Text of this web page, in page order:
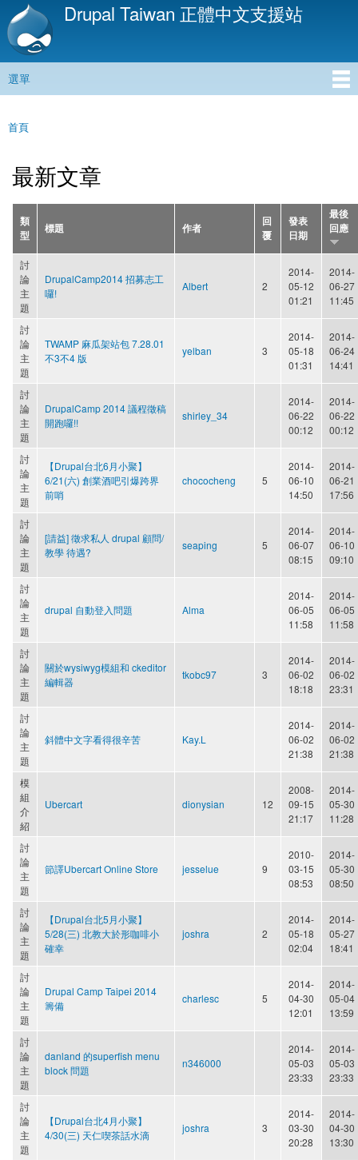
移
內
Drupal Taiwan 正體中文支援站
主選單
選單
您在這裡
首頁
最新文章
類
型
標題 作者
回
覆
發表
日期
最後
回應
討
論
主
題
DrupalCamp2014 招募志工
囉!
Albert 2
2014-
05-12
01:21
2014-
06-27
11:45
討
論
主
題
TWAMP 麻瓜架站包 7.28.01
不3不4 版
yelban 3
2014-
05-18
01:31
2014-
06-24
14:41
討
論
主
題
DrupalCamp 2014 議程徵稿
開跑囉!!
shirley_34
2014-
06-22
00:12
2014-
06-22
00:12
討
論
主
題
【Drupal台北6月小聚】
6/21(六) 創業酒吧引爆跨界
前哨
chococheng 5
2014-
06-10
14:50
2014-
06-21
17:56
討
論
主
題
[請益] 徵求私人 drupal 顧問/
教學 待遇?
seaping 5
2014-
06-07
08:15
2014-
06-10
09:10
討
論
主
題
drupal 自動登入問題 Alma
2014-
06-05
11:58
2014-
06-05
11:58
討
論
主
題
關於wysiwyg模組和 ckeditor
編輯器
tkobc97 3
2014-
06-02
18:18
2014-
06-02
23:31
討
論
主
題
斜體中文字看得很辛苦 Kay.L
2014-
06-02
21:38
2014-
06-02
21:38
模
組
介
紹
Ubercart dionysian 12
2008-
09-15
21:17
2014-
05-30
11:28
討
論
主
題
節譯Ubercart Online Store jesselue 9
2010-
03-15
08:53
2014-
05-30
08:50
討
論
主
題
【Drupal台北5月小聚】
5/28(三) 北教大於形咖啡小
確幸
joshra 2
2014-
05-18
02:04
2014-
05-27
18:41
討
論
主
題
Drupal Camp Taipei 2014
籌備
charlesc 5
2014-
04-30
12:01
2014-
05-04
13:59
討
論
主
題
danland 的superfish menu
block 問題
n346000
2014-
05-03
23:33
2014-
05-03
23:33
討
論
主
題
【Drupal台北4月小聚】
4/30(三) 天仁喫茶話水滴
joshra 3
2014-
03-30
20:28
2014-
04-30
13:30